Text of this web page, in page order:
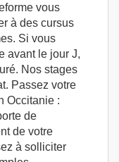
vous
à des cursus
Si vous
avant le jour J,
Nos stages
Passez votre
Occitanie :
de
de votre
à solliciter